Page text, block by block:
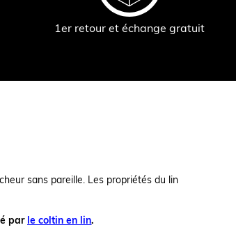
1er retour et échange gratuit
sans pareille. Les propriétés du lin
par le coltin en lin.